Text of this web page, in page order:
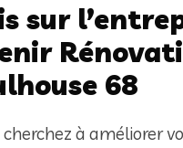
sur
68
cherchez à améliorer